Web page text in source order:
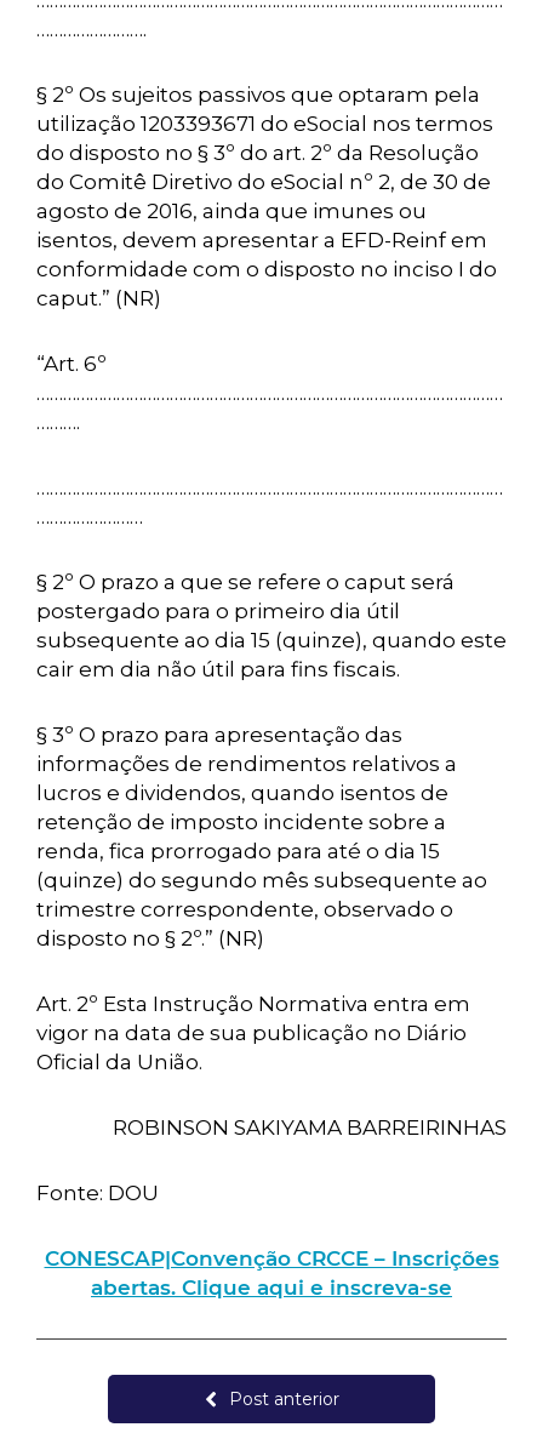
…………………….
§ 2º Os sujeitos passivos que optaram pela
utilização 1203393671 do eSocial nos termos
do disposto no § 3º do art. 2º da Resolução
do Comitê Diretivo do eSocial nº 2, de 30 de
agosto de 2016, ainda que imunes ou
isentos, devem apresentar a EFD-Reinf em
conformidade com o disposto no inciso I do
caput.” (NR)
“Art. 6º
……………………………………………………………………………………………
……….
……………………………………………………………………………………………
……………………
§ 2º O prazo a que se refere o caput será
postergado para o primeiro dia útil
subsequente ao dia 15 (quinze), quando este
cair em dia não útil para fins fiscais.
§ 3º O prazo para apresentação das
informações de rendimentos relativos a
lucros e dividendos, quando isentos de
retenção de imposto incidente sobre a
renda, fica prorrogado para até o dia 15
(quinze) do segundo mês subsequente ao
trimestre correspondente, observado o
disposto no § 2º.” (NR)
Art. 2º Esta Instrução Normativa entra em
vigor na data de sua publicação no Diário
Oficial da União.
ROBINSON SAKIYAMA BARREIRINHAS
Fonte: DOU
CONESCAP|Convenção CRCCE – Inscrições
abertas. Clique aqui e inscreva-se
Post anterior